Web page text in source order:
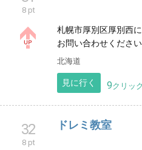
30
御殿場市 ピアノ
ード さかまき音
アノ教室で、エレク